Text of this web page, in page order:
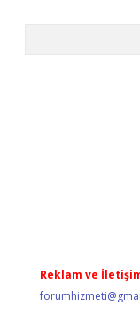
Reklam ve